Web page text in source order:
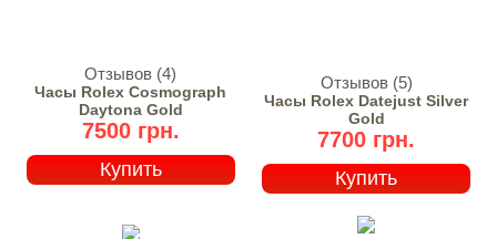
Отзывов (4)
Часы Rolex Cosmograph
Daytona Gold
7500 грн.
Купить
Отзывов (5)
Часы Rolex Datejust Silver
Gold
7700 грн.
Купить